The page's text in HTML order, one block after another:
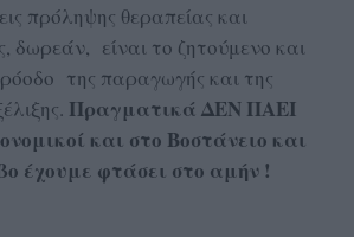
πρόληψης θεραπείας και
δωρεάν, είναι το ζητούμενο και
της παραγωγής και της
Πραγματικά ΔΕΝ ΠΑΕΙ
και στο Βοστάνειο και
έχουμε φτάσει στο αμήν !